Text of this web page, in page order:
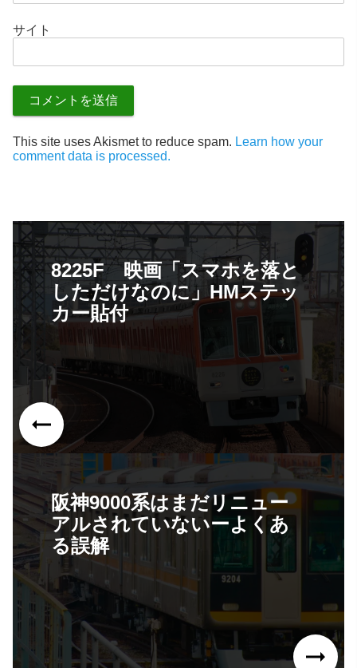
サイト
This site uses Akismet to reduce spam. Learn how your
comment data is processed.
8225F 映画「スマホを落と
しただけなのに」HMステッ
カー貼付
阪神9000系はまだリニュー
アルされていないーよくあ
る誤解